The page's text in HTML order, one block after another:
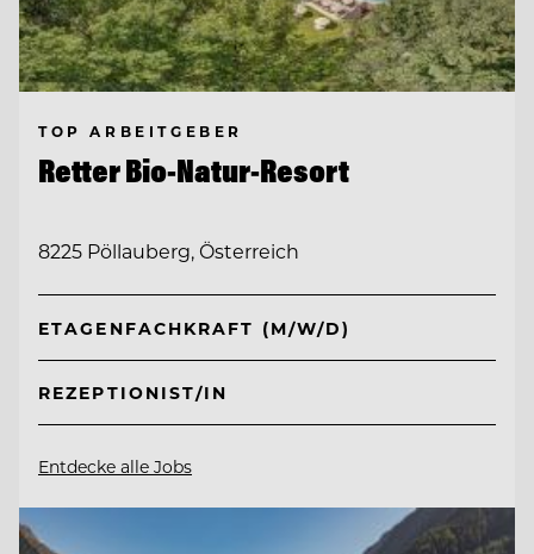
TOP ARBEITGEBER
Retter Bio-Natur-Resort
8225 Pöllauberg, Österreich
ETAGENFACHKRAFT (M/W/D)
REZEPTIONIST/IN
Entdecke alle Jobs